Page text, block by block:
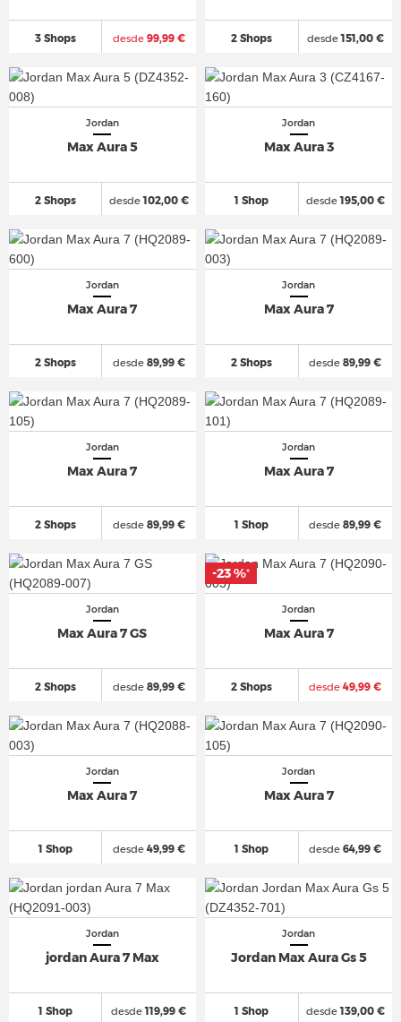
3 Shops desde99,99 € 2 Shops desde151,00 €
Jordan
Max Aura 5
2 Shops desde102,00 €
Jordan
Max Aura 3
1 Shop desde195,00 €
Jordan
Max Aura 7
2 Shops desde89,99 €
Jordan
Max Aura 7
2 Shops desde 89,99 €
Jordan
Max Aura 7
2 Shops desde89,99 €
Jordan
Max Aura 7
1 Shop desde 89,99 €
Jordan
Max Aura 7 GS
2 Shops desde89,99 €
Jordan
Max Aura 7
2 Shops desde 49,99 €
-23 %*
Jordan
Max Aura 7
1 Shop desde49,99 €
Jordan
Max Aura 7
1 Shop desde 64,99 €
Jordan
jordan Aura 7 Max
1 Shop desde119,99 €
Jordan
Jordan Max Aura Gs 5
1 Shop desde139,00 €